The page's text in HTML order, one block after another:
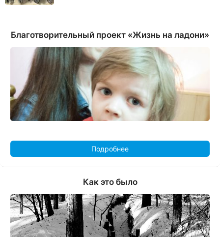
Благотворительный проект «Жизнь на ладони»
Подробнее
Как это было